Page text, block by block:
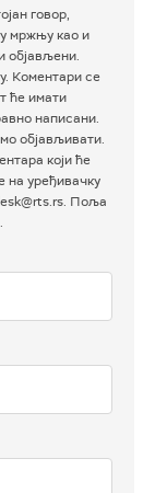
говор,
мржњу као и
објављени.
Коментари се
ће имати
написани.
објављивати.
који ће
на уређивачку
Поља